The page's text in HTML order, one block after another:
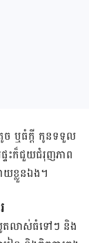
តូច ឬ​ធំ​ក្តី កូន​ទទួល​
ផ្ទះ​ក៏​ជួយ​ជំរុញ​ភាព​
យ​ខ្លួន​ឯង។
តលាស់​ធំ​ទៅ​ៗ និង​